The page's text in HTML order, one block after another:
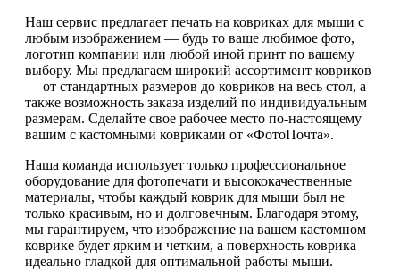
Наш сервис предлагает печать на ковриках для мыши с
любым изображением — будь то ваше любимое фото,
логотип компании или любой иной принт по вашему
выбору. Мы предлагаем широкий ассортимент ковриков
— от стандартных размеров до ковриков на весь стол, а
также возможность заказа изделий по индивидуальным
размерам. Сделайте свое рабочее место по-настоящему
вашим с кастомными ковриками от «ФотоПочта».
Наша команда использует только профессиональное
оборудование для фотопечати и высококачественные
материалы, чтобы каждый коврик для мыши был не
только красивым, но и долговечным. Благодаря этому,
мы гарантируем, что изображение на вашем кастомном
коврике будет ярким и четким, а поверхность коврика —
идеально гладкой для оптимальной работы мыши.